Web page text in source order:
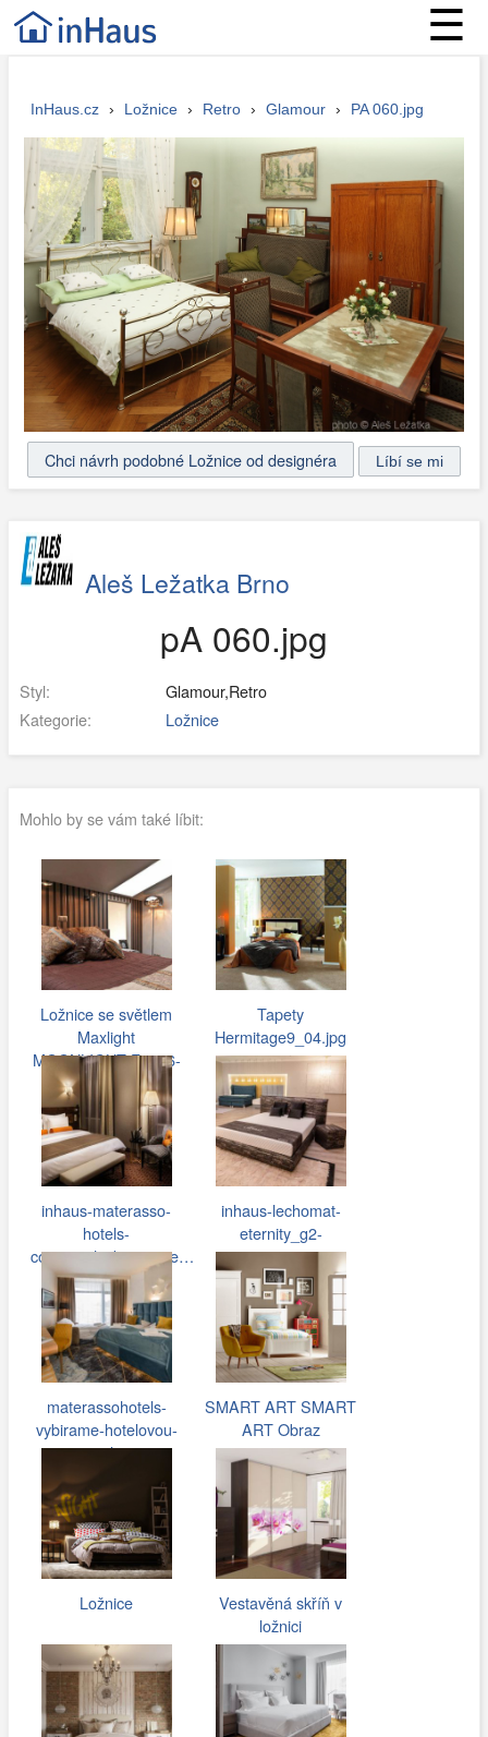
☰
InHaus.cz › Ložnice › Retro › Glamour › PA 060.jpg
Chci návrh podobné Ložnice od designéra
Aleš Ležatka Brno
pA 060.jpg
Styl:
Glamour,Retro
Kategorie:
Ložnice
Mohlo by se vám také líbit:
Ložnice se světlem
Maxlight
MOONLIGHT F0076-
04A
Tapety
Hermitage9_04.jpg
inhaus-materasso-
hotels-
cosmopolitak_prague…
inhaus-lechomat-
eternity_g2-
900x600.jpg
materassohotels-
vybirame-hotelovou-
postel-s…
SMART ART SMART
ART Obraz
Ložnice
Vestavěná skříň v
ložnici